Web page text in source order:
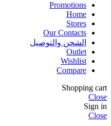
Promotions
Home
Stores
Our Contacts
الشحن والتوصيل
Outlet
Wishlist
Compare
Shopping cart
Close
Sign in
Close